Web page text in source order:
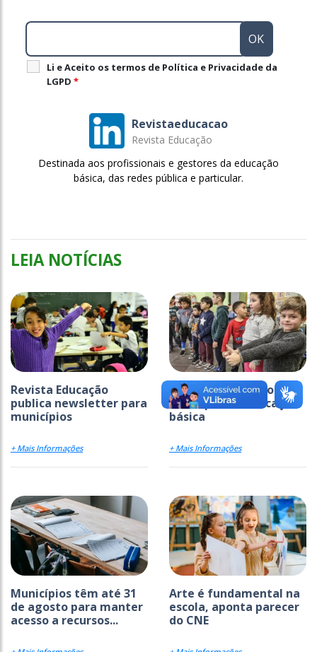
Li e Aceito os termos de Política e Privacidade da
LGPD *
Revistaeducacao
Revista Educação
Destinada aos profissionais e gestores da educação
básica, das redes pública e particular.
LEIA NOTÍCIAS
Revista Educação
publica newsletter para
municípios
+ Mais Informações
Ideb avança em todas
as etapas da educação
básica
+ Mais Informações
Municípios têm até 31
de agosto para manter
acesso a recursos...
Arte é fundamental na
escola, aponta parecer
do CNE